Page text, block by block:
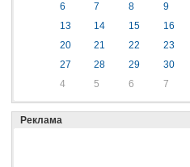
6
7 8 9
13
14 15 16
20
21 22 23
27
28 29 30
4
5 6 7
Реклама